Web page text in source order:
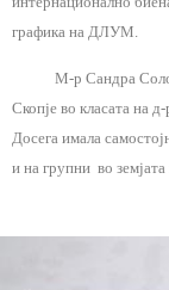
графика на ДЛУМ.
М-р Сандра
Скопје во класата на
Досега имала
и на групни во